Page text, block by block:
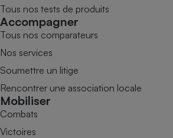
Tous nos tests de produits
Accompagner
Tous nos comparateurs
Nos services
Soumettre un litige
Rencontrer une association locale
Mobiliser
Combats
Victoires